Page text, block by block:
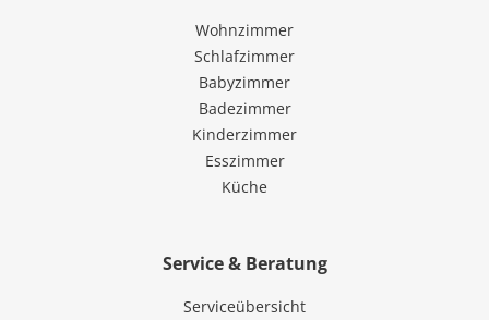
Wohnzimmer
Schlafzimmer
Babyzimmer
Badezimmer
Kinderzimmer
Esszimmer
Küche
Service & Beratung
Serviceübersicht